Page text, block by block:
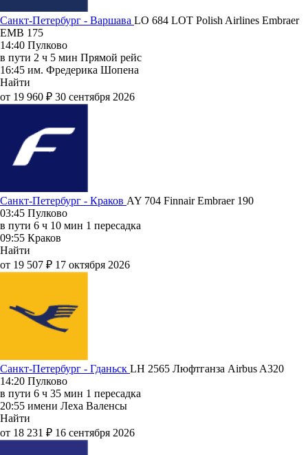
Санкт-Петербург - Варшава LO 684 LOT Polish Airlines Embraer
EMB 175
14:40 Пулково
в пути 2 ч 5 мин Прямой рейс
16:45 им. Фредерика Шопена
Найти
от 19 960 ₽ 30 сентября 2026
Санкт-Петербург - Краков AY 704 FinnairEmbraer 190
03:45 Пулково
в пути 6 ч 10 мин 1 пересадка
09:55 Краков
Найти
от 19 507 ₽ 17 октября 2026
Санкт-Петербург - Гданьск LH 2565 Люфтганза Airbus A320
14:20 Пулково
в пути 6 ч 35 мин 1 пересадка
20:55 имени Леха Валенсы
Найти
от 18 231 ₽ 16 сентября 2026